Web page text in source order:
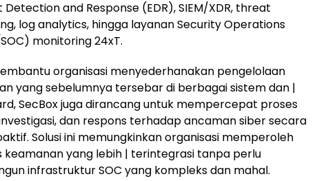
Detection and Response (EDR), SIEM/XDR, threat
log analytics, hingga layanan Security Operations
monitoring 24xT.
organisasi menyederhanakan pengelolaan
yang sebelumnya tersebar di berbagai sistem dan |
SecBox juga dirancang untuk mempercepat proses
dan respons terhadap ancaman siber secara
Solusi ini memungkinkan organisasi memperoleh
keamanan yang lebih | terintegrasi tanpa perlu
infrastruktur SOC yang kompleks dan mahal.